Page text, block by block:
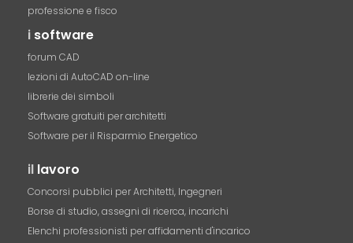
professione e fisco
i software
forum CAD
lezioni di AutoCAD on-line
librerie dei simboli
Software gratuiti per architetti
Software per il Risparmio Energetico
il lavoro
Concorsi pubblici per Architetti, Ingegneri
Borse di studio, assegni di ricerca, incarichi
Elenchi professionisti per affidamenti d'incarico